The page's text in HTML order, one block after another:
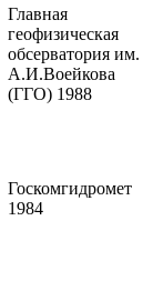
Главная
геофизическая
обсерватория им.
А.И.Воейкова
(ГГО) 1988
Госкомгидромет
1984